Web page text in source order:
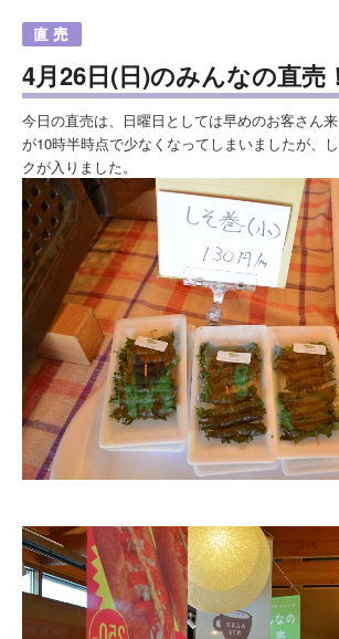
4月26日(日)のみんなの直売！
今日の直売は、日曜日としては早めのお客さん
が10時半時点で少なくなってしまいましたが、
クが入りました。